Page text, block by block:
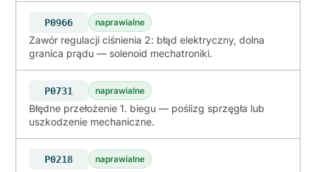
P0966
Zawór regulacji ciśnienia 2: błąd elektryczny, dolna
granica prądu — solenoid mechatroniki.
naprawialne
P0731
Błędne przełożenie 1. biegu — poślizg sprzęgła lub
uszkodzenie mechaniczne.
naprawialne
P0218 naprawialne